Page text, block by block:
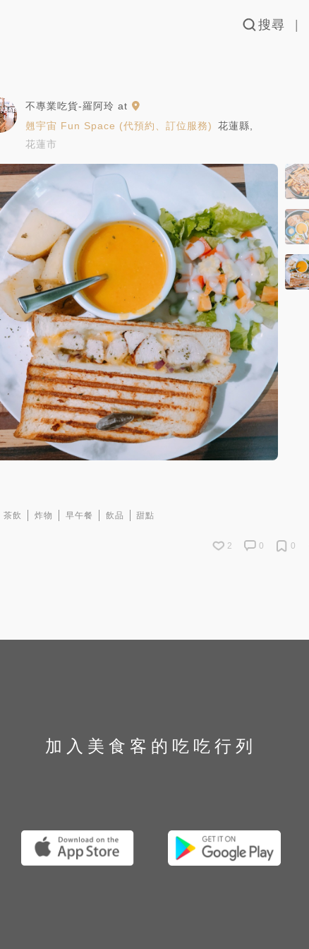
搜尋
不專業吃貨-羅阿玲 at
翹宇宙 Fun Space (代預約、訂位服務)
花蓮縣
花蓮市
茶飲 炸物 早午餐 飲品 甜點
2 0 0
加入美食客的吃吃行列